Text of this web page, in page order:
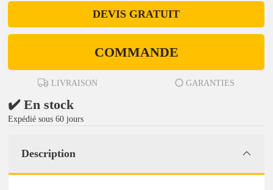
DEVIS GRATUIT
COMMANDE
LIVRAISON GARANTIES
✔️ En stock
Expédié sous 60 jours
Description